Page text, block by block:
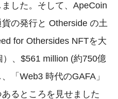
した。そして、ApeCoin
の発行と Otherside の土
for Othersides NFTを大
、$561 million (約750億
「Web3 時代のGAFA」
るところを見せました